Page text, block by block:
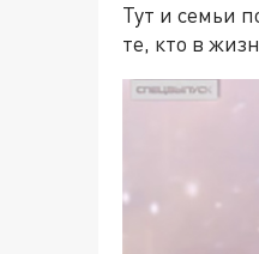
Тут и семьи
те, кто в